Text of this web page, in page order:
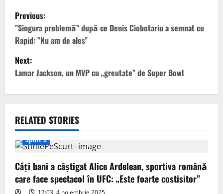
P
o
s
t
n
a
v
i
g
Previous:
”Singura problemă” după ce Denis Ciobotariu a semnat cu
Rapid: ”Nu am de ales”
Next:
Lamar Jackson, un MVP cu „greutate” de Super Bowl
RELATED STORIES
Sport 2
Câți bani a câștigat Alice Ardelean, sportiva română
care face spectacol în UFC: „Este foarte costisitor”